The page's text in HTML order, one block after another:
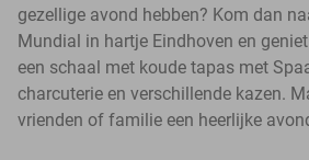
gezellige avond hebben? Kom dan
Mundial in hartje Eindhoven en
een schaal met koude tapas met
charcuterie en verschillende kazen.
vrienden of familie een heerlijke